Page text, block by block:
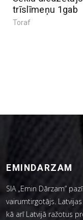
trīslīmeņu 1gab
Toraf
EMINDARZAM
SIA „Emin Dārzam”
vairumtirgotājs.
kā arī Latvijā ražotus